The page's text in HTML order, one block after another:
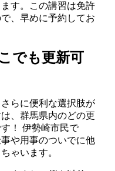
す。この講習は免許
、早めに予約してお
でも更新可
らに便利な選択肢が
、群馬県内のどの更
！ 伊勢崎市民で
や用事のついでに他
ゃいます。